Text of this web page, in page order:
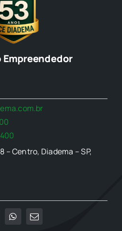
Empreendedor
– Centro, Diadema – SP,